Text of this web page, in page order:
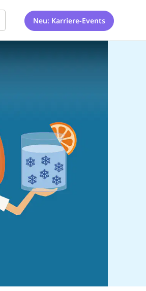
Neu: Karriere-Events